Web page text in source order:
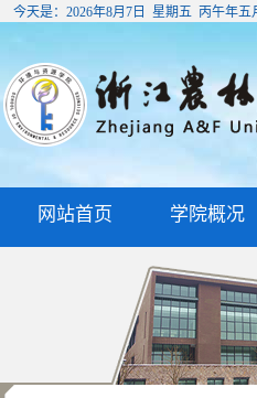
今天是： 2026年8月7日 星期五 丙午年五
网站首页 学院概况